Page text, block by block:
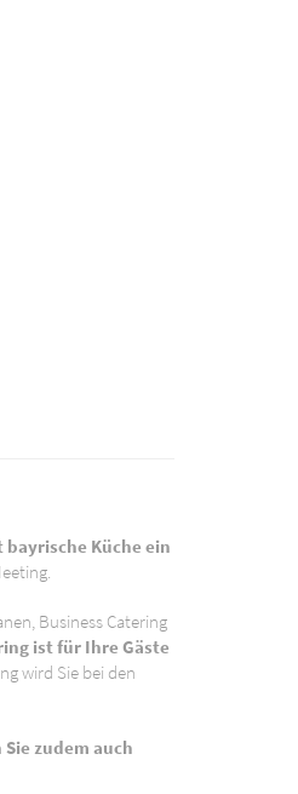
Küche ein
Business Catering
ist für Ihre Gäste
wird Sie bei den
zudem auch